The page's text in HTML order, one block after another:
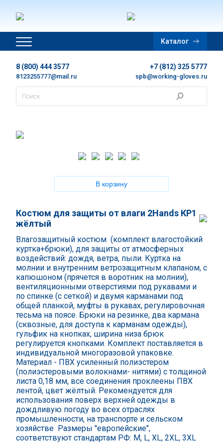
8 (800) 444 3577
8123255777@mail.ru
+7 (812) 325 5777
spb@working-gloves.ru
Каталог
Дополнительная информация
Каталог
Каталог в PDF
Корзина
В корзину
Костюм для защиты от влаги 2Hands КР1
жёлтый
Влагозащитный костюм (комплект влагостойкий
куртка+брюки), для защиты от атмосферных
воздействий: дождя, ветра, пыли. Куртка на
молнии и внутренним ветрозащитным клапаном, с
капюшоном (прячется в воротник на молнии),
вентиляционными отверстиями под рукавами и
по спинке (с сеткой) и двумя карманами под
общей планкой, муфты в рукавах, регулировочная
тесьма на поясе. Брюки на резинке, два кармана
(сквозные, для доступа к карманам одежды),
гульфик на кнопках, ширина низа брюк
регулируется кнопками. Комплект поставляется в
индивидуальной многоразовой упаковке.
Материал - ПВХ усиленный полиэстером
(полиэстеровыми волокнами- нитями) с толщиной
листа 0,18 мм, все соединения проклеены ПВХ
лентой, цвет жёлтый. Рекомендуется для
использования поверх верхней одежды в
дождливую погоду во всех отраслях
промышленности, на транспорте и сельском
хозяйстве Размеры "европейские",
соответствуют стандартам РФ: M, L, XL, 2XL, 3XL